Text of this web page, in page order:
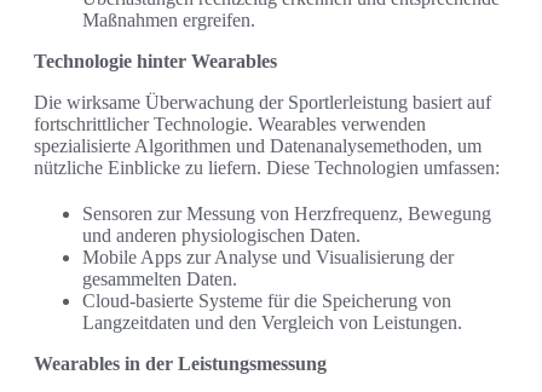
Maßnahmen ergreifen.
Technologie hinter Wearables
Die wirksame Überwachung der Sportlerleistung basiert auf
fortschrittlicher Technologie. Wearables verwenden
spezialisierte Algorithmen und Datenanalysemethoden, um
nützliche Einblicke zu liefern. Diese Technologien umfassen:
Sensoren zur Messung von Herzfrequenz, Bewegung
und anderen physiologischen Daten.
Mobile Apps zur Analyse und Visualisierung der
gesammelten Daten.
Cloud-basierte Systeme für die Speicherung von
Langzeitdaten und den Vergleich von Leistungen.
Wearables in der Leistungsmessung